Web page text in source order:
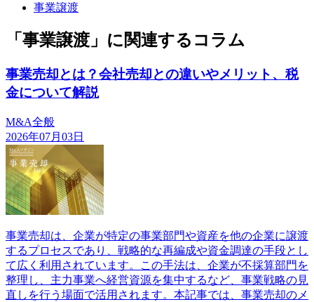
事業譲渡
「事業譲渡」に関連するコラム
事業売却とは？会社売却との違いやメリット、税
金について解説
M&A全般
2026年07月03日
事業売却は、企業が特定の事業部門や資産を他の企業に譲渡
するプロセスであり、戦略的な再編成や資金調達の手段とし
て広く利用されています。この手法は、企業が不採算部門を
整理し、主力事業へ経営資源を集中するなど、事業戦略の見
直しを行う場面で活用されます。本記事では、事業売却のメ